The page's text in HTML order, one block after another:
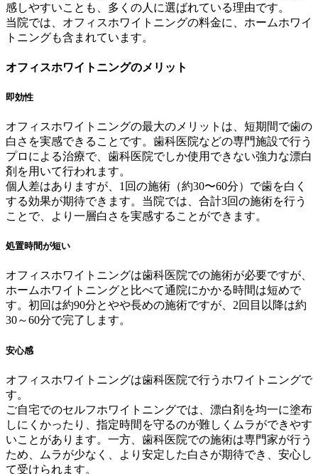
感しやすいことも、多くの人に選ばれている理由です。
当院では、オフィスホワイトニングの料金に、ホームホワイ
トニングも含まれています。
オフィスホワイトニングのメリット
即効性
オフィスホワイトニングの最大のメリットは、短期間で歯の
白さを実感できることです。歯科医院などの専門施設で行う
プロによる治療で、歯科医院でしか使用できない強力な漂白
剤を用いて行われます。
個人差はありますが、1回の施術（約30〜60分）で歯を白く
する効果が期待できます。当院では、合計3回の施術を行う
ことで、より一層白さを実感することができます。
処置時間が短い
オフィスホワイトニングは歯科医院での施術が必要ですが、
ホームホワイトニングと比べて通院にかかる時間は短めで
す。初回は約90分とやや長めの施術ですが、2回目以降は約
30～60分で完了します。
安心感
オフィスホワイトニングは歯科医院で行うホワイトニングで
す。
ご自宅でのセルフホワイトニングでは、漂白剤を均一に塗布
しにくかったり、指定時間を守るのが難しくムラができやす
いことがあります。一方、歯科医院での施術は専門家が行う
ため、ムラが少なく、より安定した白さが期待でき、安心し
て受けられます。